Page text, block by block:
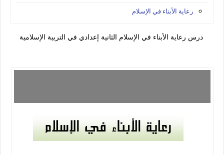
رعاية الأبناء في الإسلام
درس رعاية الأبناء في الإسلام الثانية إعدادي في التربية الإسلامية